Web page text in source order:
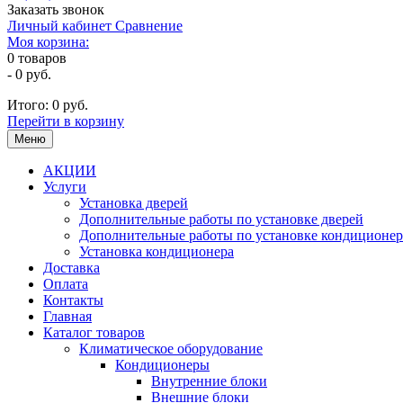
Заказать звонок
Личный кабинет Сравнение
Моя корзина:
0 товаров
- 0 руб.
Итого: 0 руб.
Перейти в корзину
Меню
АКЦИИ
Услуги
Установка дверей
Дополнительные работы по установке дверей
Дополнительные работы по установке
Установка кондиционера
Доставка
Оплата
Контакты
Главная
Каталог товаров
Климатическое оборудование
Кондиционеры
Внутренние блоки
Внешние блоки